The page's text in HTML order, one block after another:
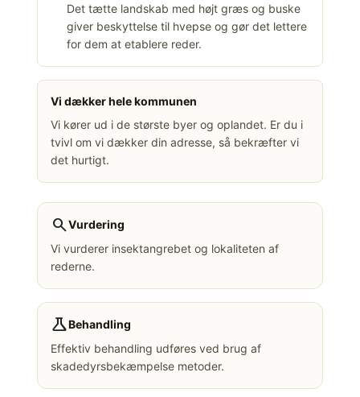
Det tætte landskab med højt græs og buske
giver beskyttelse til hvepse og gør det lettere
for dem at etablere reder.
Vi dækker hele kommunen
Vi kører ud i de største byer og oplandet. Er du i
tvivl om vi dækker din adresse, så bekræfter vi
det hurtigt.
searchVurdering
Vi vurderer insektangrebet og lokaliteten af
rederne.
scienceBehandling
Effektiv behandling udføres ved brug af
skadedyrsbekæmpelse metoder.